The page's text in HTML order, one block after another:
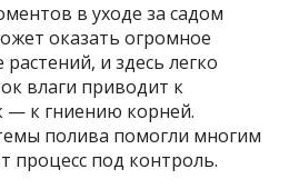
в уходе за садом
оказать огромное
и здесь легко
влаги приводит к
— к гниению корней.
полива помогли многим
процесс под контроль.